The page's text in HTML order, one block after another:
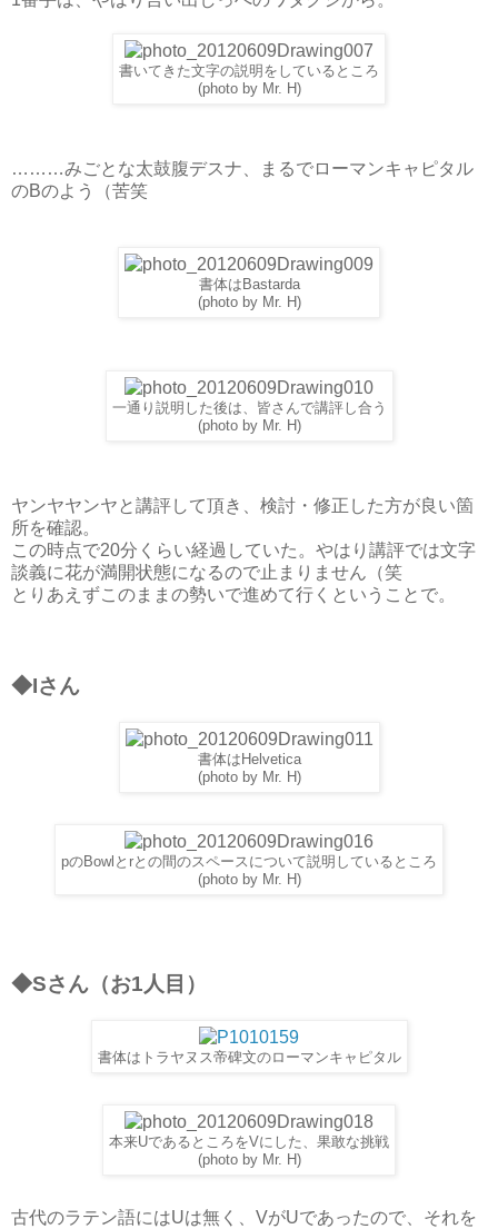
書いてきた文字の説明をしているところ
(photo by Mr. H)
………みごとな太鼓腹デスナ、まるでローマンキャピタル
のBのよう（苦笑
書体はBastarda
(photo by Mr. H)
一通り説明した後は、皆さんで講評し合う
(photo by Mr. H)
ヤンヤヤンヤと講評して頂き、検討・修正した方が良い箇
所を確認。
この時点で20分くらい経過していた。やはり講評では文字
談義に花が満開状態になるので止まりません（笑
とりあえずこのままの勢いで進めて行くということで。
◆Iさん
書体はHelvetica
(photo by Mr. H)
pのBowlとrとの間のスペースについて説明しているところ
(photo by Mr. H)
◆Sさん（お1人目）
書体はトラヤヌス帝碑文のローマンキャピタル
本来UであるところをVにした、果敢な挑戦
(photo by Mr. H)
古代のラテン語にはUは無く、VがUであったので、それを